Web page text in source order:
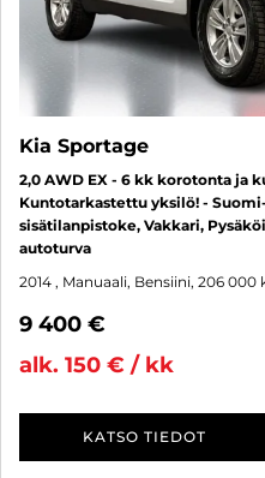
Kia Sportage
2,0 AWD EX - 6 kk korotonta ja
Kuntotarkastettu yksilö! -
sisätilanpistoke, Vakkari,
autoturva
2014 , Manuaali, Bensiini, 206 000
9 400 €
alk. 150 € / kk
KATSO TIEDOT